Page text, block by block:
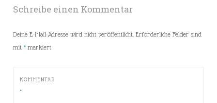
Schreibe einen Kommentar
Deine E-Mail-Adresse wird nicht veröffentlicht. Erforderliche Felder sind
mit *markiert
KOMMENTAR
*